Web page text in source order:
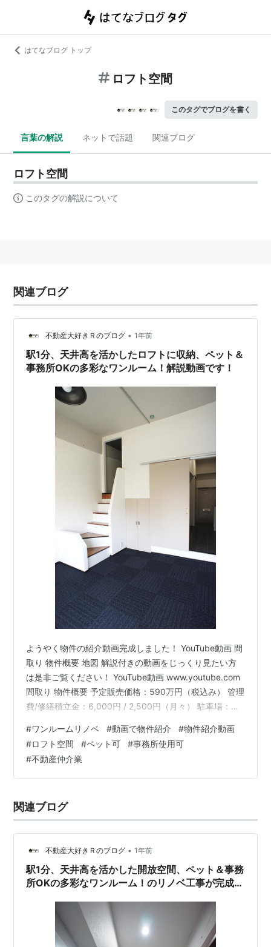
はてなブログ トップ
ロフト空間
このタグでブログを書く
言葉の解説 ネットで話題 関連ブログ
ロフト空間
このタグの解説について
関連ブログ
不動産大好きＲのブログ • 1年前
駅1分、天井高を活かしたロフトに収納、ペット＆
事務所OKの多彩なワンルーム！解説動画です！
ようやく物件の紹介動画完成しました！ YouTube動画 間
取り 物件概要 地図 解説付きの動画をじっくり見たい方
は是非ご覧ください！ YouTube動画 www.youtube.com
間取り 物件概要 予定販売価格：590万円（税込み） 管理
費/修繕積立金：6,000円 / 2,500円（月々） 駐車場：敷
年：1981年2月（築44年） 所在階：2階 東向き 所在地：
松山市本町6丁目6-7 管理：自主管理 交通：市内電車
「本町六丁目」駅徒歩1分 総戸数：317戸 権利関係：所有
権 取引態様：一般媒介仲介 仲介手数料：必要（300…
#ワンルームリノベ #動画で物件紹介 #物件紹介動画
#ロフト空間 #ペット可 #事務所使用可
#不動産仲介業
関連ブログ
不動産大好きＲのブログ • 1年前
駅1分、天井高を活かした開放空間、ペット＆事務
所OKの多彩なワンルーム！のリノベ工事が完成し